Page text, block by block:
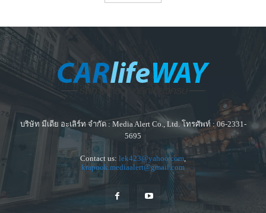
บริษัท มีเดีย อะเลิร์ท จำกัด : Media Alert Co., Ltd. โทรศัพท์ : 06-2331-
5695
Contact us: lek423@yahoo.com,
krapook.mediaalert@gmail.com